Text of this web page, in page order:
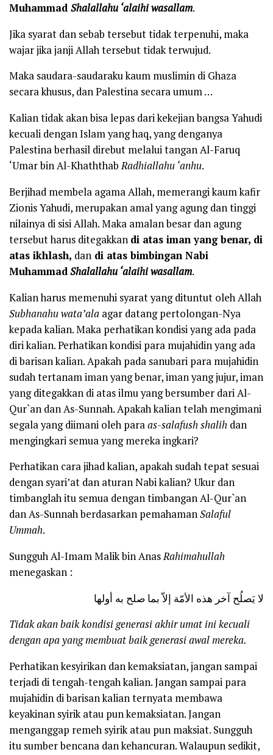
Muhammad Shalallahu ‘alaihi wasallam.
Jika syarat dan sebab tersebut tidak terpenuhi, maka
wajar jika janji Allah tersebut tidak terwujud.
Maka saudara-saudaraku kaum muslimin di Ghaza
secara khusus, dan Palestina secara umum …
Kalian tidak akan bisa lepas dari kekejian bangsa Yahudi
kecuali dengan Islam yang haq, yang denganya
Palestina berhasil direbut melalui tangan Al-Faruq
‘Umar bin Al-KhaththabRadhiallahu ‘anhu.
Berjihad membela agama Allah, memerangi kaum kafir
Zionis Yahudi, merupakan amal yang agung dan tinggi
nilainya di sisi Allah. Maka amalan besar dan agung
tersebut harus ditegakkan di atas iman yang benar, di
atas ikhlash, dan di atas bimbingan Nabi
MuhammadShalallahu ‘alaihi wasallam.
Kalian harus memenuhi syarat yang dituntut oleh Allah
Subhanahu wata’ala agar datang pertolongan-Nya
kepada kalian. Maka perhatikan kondisi yang ada pada
diri kalian. Perhatikan kondisi para mujahidin yang ada
di barisan kalian. Apakah pada sanubari para mujahidin
sudah tertanam iman yang benar, iman yang jujur, iman
yang ditegakkan di atas ilmu yang bersumber dari Al-
Qur`an dan As-Sunnah. Apakah kalian telah mengimani
segala yang diimani oleh paraas-salafush shalih dan
mengingkari semua yang mereka ingkari?
Perhatikan cara jihad kalian, apakah sudah tepat sesuai
dengan syari’at dan aturan Nabi kalian? Ukur dan
timbanglah itu semua dengan timbangan Al-Qur`an
dan As-Sunnah berdasarkan pemahamanSalaful
Ummah.
Sungguh Al-Imam Malik bin AnasRahimahullah
menegaskan :
لا يَصلُح آخر هذه الأمّة إلاّ بما صلح به أولها
Tidak akan baik kondisi generasi akhir umat ini kecuali
dengan apa yang membuat baik generasi awal mereka.
Perhatikan kesyirikan dan kemaksiatan, jangan sampai
terjadi di tengah-tengah kalian. Jangan sampai para
mujahidin di barisan kalian ternyata membawa
keyakinan syirik atau pun kemaksiatan. Jangan
menganggap remeh syirik atau pun maksiat. Sungguh
itu sumber bencana dan kehancuran. Walaupun sedikit,